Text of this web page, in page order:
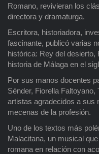
Romano, revivieran los
directora y dramaturga.
Escritora, historiadora,
fascinante, publicó varias
histórica: Rey del desierto,
historia de Málaga en el
Por sus manos docentes
Sénder, Fiorella
artistas agradecidos a sus
mecenas de la profesión.
Uno de los textos más
Malacitana, un musical
romana en relación con